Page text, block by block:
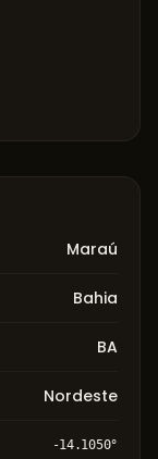
Maraú
Bahia
BA
Nordeste
-14.1050°